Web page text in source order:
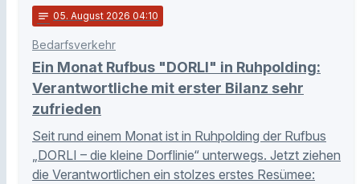
notes 05. August 2026 04:10
Bedarfsverkehr
Ein Monat Rufbus "DORLI" in Ruhpolding:
Verantwortliche mit erster Bilanz sehr
zufrieden
Seit rund einem Monat ist in Ruhpolding der Rufbus
„DORLI – die kleine Dorflinie“ unterwegs. Jetzt ziehen
die Verantwortlichen ein stolzes erstes Resümee: